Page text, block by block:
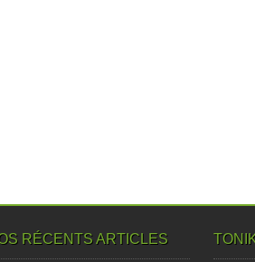
RÉCENTS ARTICLES